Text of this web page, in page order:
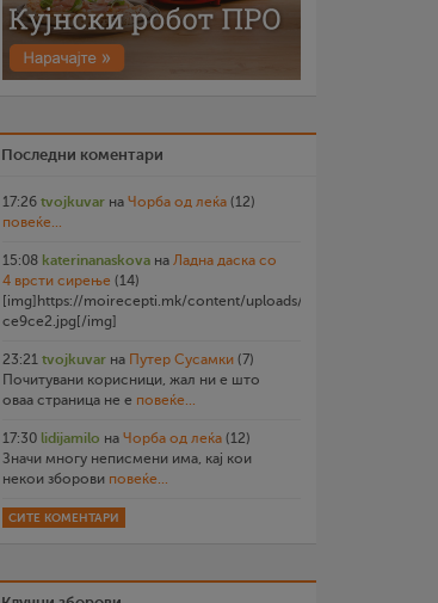
Последни коментари
17:26 tvojkuvar на Чорба од леќа (12)
повеќе...
15:08 katerinanaskova на Ладна даска со
4 врсти сирење (14)
[img]https://moirecepti.mk/content/uploads/2026/07/
ce9ce2.jpg[/img]
23:21 tvojkuvar на Путер Сусамки (7)
Почитувани корисници, жал ни е што
оваа страница не е повеќе...
17:30 lidijamilo на Чорба од леќа (12)
Значи многу неписмени има, кај кои
некои зборови повеќе...
СИТЕ КОМЕНТАРИ